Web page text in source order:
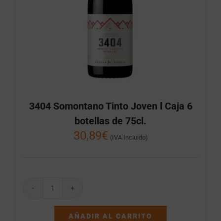
3404 Somontano Tinto Joven l Caja 6
botellas de 75cl.
30,89€ (IVA Incluido)
3404
TintoAÑADIR AL CARRITO